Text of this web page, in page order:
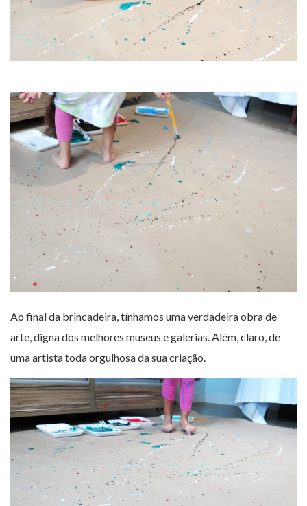
Ao final da brincadeira, tínhamos uma verdadeira obra de
arte, digna dos melhores museus e galerias. Além, claro, de
uma artista toda orgulhosa da sua criação.